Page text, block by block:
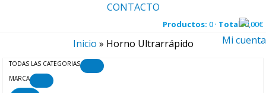
CONTACTO
Mi cuenta
Productos: 0 · Total:0,00€
Inicio » Horno Ultrarrápido
TODAS LAS CATEGORIAS
MARCA